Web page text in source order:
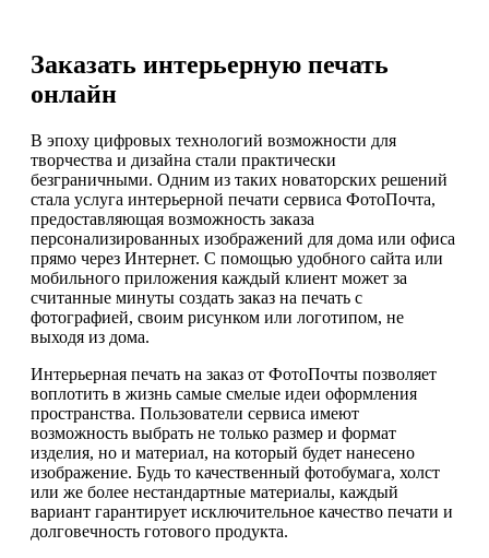
Заказать интерьерную печать
онлайн
В эпоху цифровых технологий возможности для
творчества и дизайна стали практически
безграничными. Одним из таких новаторских решений
стала услуга интерьерной печати сервиса ФотоПочта,
предоставляющая возможность заказа
персонализированных изображений для дома или офиса
прямо через Интернет. С помощью удобного сайта или
мобильного приложения каждый клиент может за
считанные минуты создать заказ на печать с
фотографией, своим рисунком или логотипом, не
выходя из дома.
Интерьерная печать на заказ от ФотоПочты позволяет
воплотить в жизнь самые смелые идеи оформления
пространства. Пользователи сервиса имеют
возможность выбрать не только размер и формат
изделия, но и материал, на который будет нанесено
изображение. Будь то качественный фотобумага, холст
или же более нестандартные материалы, каждый
вариант гарантирует исключительное качество печати и
долговечность готового продукта.